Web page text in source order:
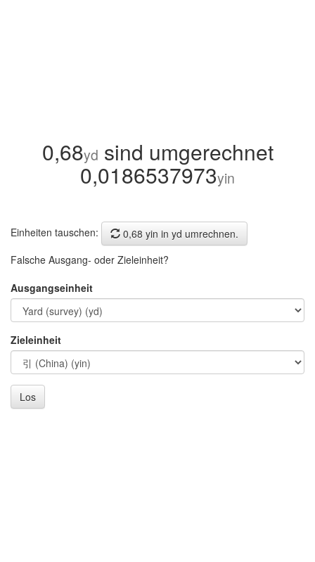
0,68yd sind umgerechnet
0,0186537973yin
Einheiten tauschen:
0,68 yin in yd umrechnen.
Falsche Ausgang- oder Zieleinheit?
Ausgangseinheit
Zieleinheit
Los